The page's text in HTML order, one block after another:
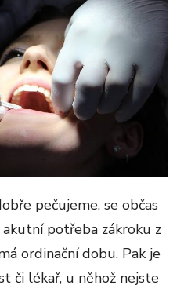
pečujeme, se občas
potřeba zákroku z
ordinační dobu. Pak je
či lékař, u něhož nejste